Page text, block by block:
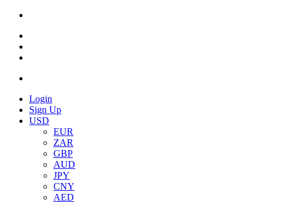
Login
Sign Up
USD
EUR
ZAR
GBP
AUD
JPY
CNY
AED